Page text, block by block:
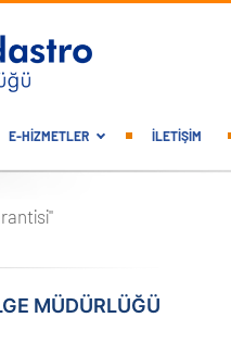
E-HİZMETLER İLETIŞIM
MÜDÜRLÜĞÜ